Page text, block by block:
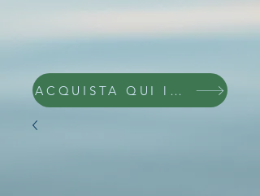
ACQUISTA QUI lo trovi wellu